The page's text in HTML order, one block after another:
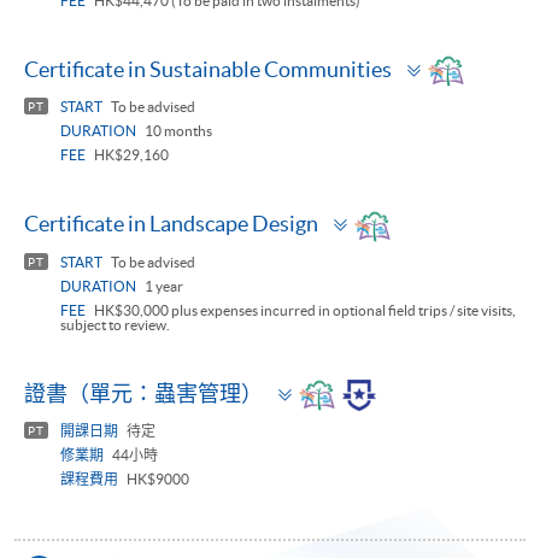
Certificate in Sustainable Communities
Toggle
panel
PT START To be advised
DURATION
10 months
FEE
HK$29,160
Certificate in Landscape Design
Toggle
panel
PT START To be advised
DURATION
1 year
FEE
HK$30,000 plus expenses incurred in optional field trips / site visits,
subject to review.
證書（單元：蟲害管理）
Toggle
panel
PT 開課日期
待定
修業期
44小時
課程費用
HK$9000